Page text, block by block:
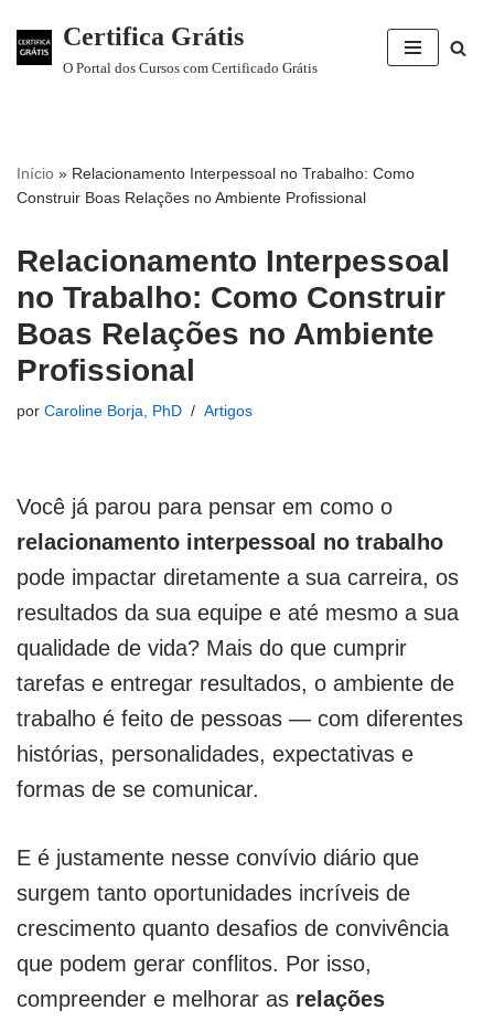
Pular
Certifica Grátis
O Portal dos Cursos com Certificado Grátis
Início » Relacionamento Interpessoal no Trabalho: Como
Construir Boas Relações no Ambiente Profissional
Relacionamento Interpessoal
no Trabalho: Como Construir
Boas Relações no Ambiente
Profissional
por Caroline Borja, PhD Artigos
Você já parou para pensar em como o
relacionamento interpessoal no trabalho
pode impactar diretamente a sua carreira, os
resultados da sua equipe e até mesmo a sua
qualidade de vida? Mais do que cumprir
tarefas e entregar resultados, o ambiente de
trabalho é feito de pessoas — com diferentes
histórias, personalidades, expectativas e
formas de se comunicar.
E é justamente nesse convívio diário que
surgem tanto oportunidades incríveis de
crescimento quanto desafios de convivência
que podem gerar conflitos. Por isso,
compreender e melhorar as relações